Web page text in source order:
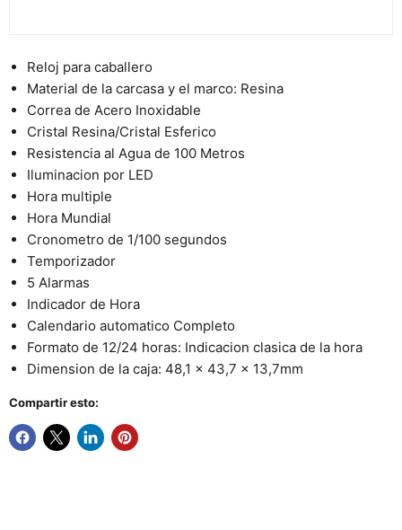
Reloj para caballero
Material de la carcasa y el marco: Resina
Correa de Acero Inoxidable
Cristal Resina/Cristal Esferico
Resistencia al Agua de 100 Metros
Iluminacion por LED
Hora multiple
Hora Mundial
Cronometro de 1/100 segundos
Temporizador
5 Alarmas
Indicador de Hora
Calendario automatico Completo
Formato de 12/24 horas: Indicacion clasica de la hora
Dimension de la caja: 48,1 x 43,7 x 13,7mm
Compartir esto: